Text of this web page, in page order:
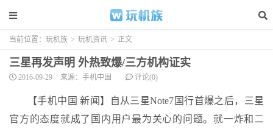
当前位置： 玩机族 > 玩机资讯 > 正文
三星再发声明 外热致爆/三方机构证实
2016-09-29 来源：手机中国 评论(0)
【手机中国 新闻】自从三星Note7国行首爆之后，三星
官方的态度就成了国内用户最为关心的问题。就一炸和二